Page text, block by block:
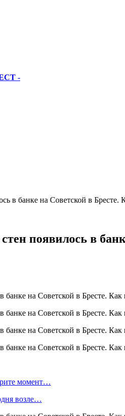
-
в банке на Советской в Бресте.
появилось в
момент…
возле…